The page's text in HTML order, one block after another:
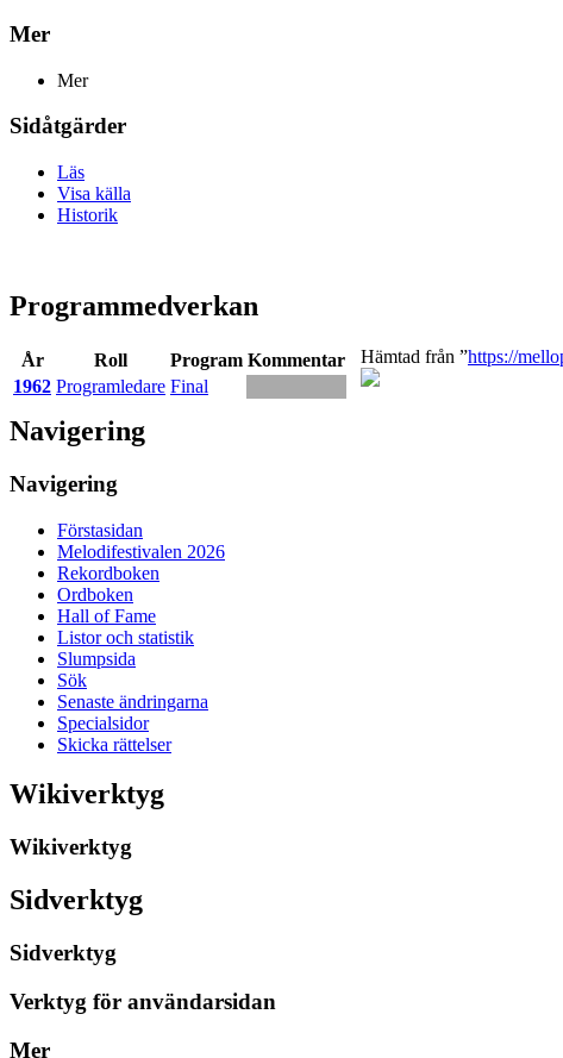
Mer
Mer
Sidåtgärder
Läs
Visa källa
Historik
Programmedverkan
År Roll Program Kommentar
1962 Programledare Final
Hämtad från ”https://
Navigering
Navigering
Förstasidan
Melodifestivalen 2026
Rekordboken
Ordboken
Hall of Fame
Listor och statistik
Slumpsida
Sök
Senaste ändringarna
Specialsidor
Skicka rättelser
Wikiverktyg
Wikiverktyg
Sidverktyg
Sidverktyg
Verktyg för användarsidan
Mer